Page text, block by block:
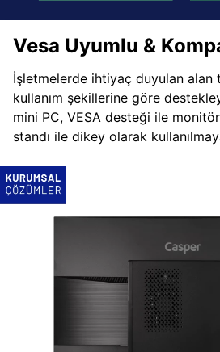
Vesa Uyumlu &
İşletmelerde ihtiyaç duyulan alan
kullanım şekillerine göre
mini PC, VESA desteği ile
standı ile dikey olarak